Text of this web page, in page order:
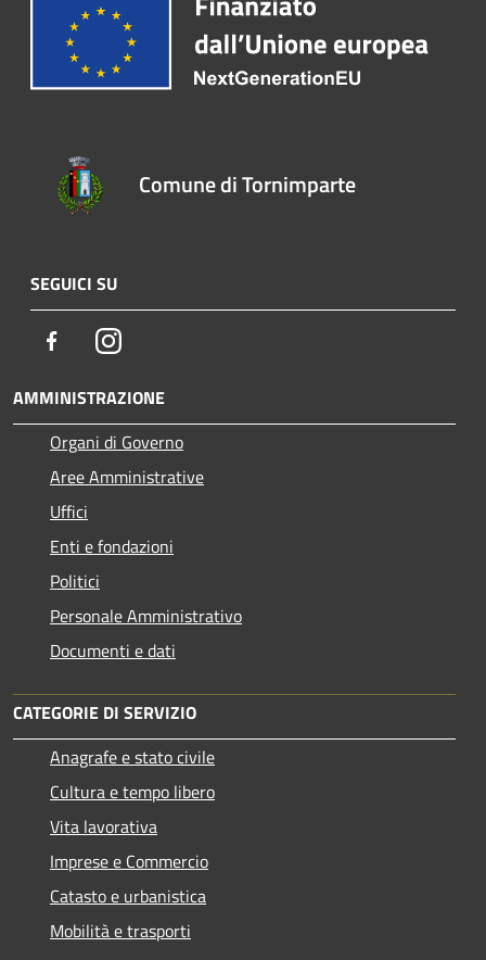
Comune di Tornimparte
SEGUICI SU
FacebookInstagram
AMMINISTRAZIONE
Organi di Governo
Aree Amministrative
Uffici
Enti e fondazioni
Politici
Personale Amministrativo
Documenti e dati
CATEGORIE DI SERVIZIO
Anagrafe e stato civile
Cultura e tempo libero
Vita lavorativa
Imprese e Commercio
Catasto e urbanistica
Mobilità e trasporti